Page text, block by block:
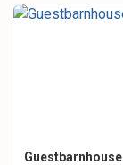
Guestbarnhouse